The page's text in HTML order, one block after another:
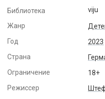
О сайте
Активировать промокод
Библиотека viju
Жанр
Год
2023
Страна
Ограничение
18+
Режиссер